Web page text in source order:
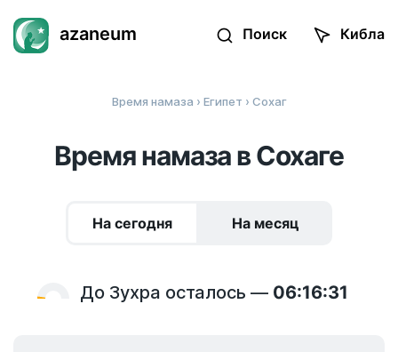
azaneum Поиск Кибла
Время намаза › Египет › Сохаг
Время намаза в Сохаге
На сегодня На месяц
До Зухра осталось — 06:16:31